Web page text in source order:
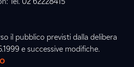
il pubblico previsti dalla delibera
e successive modifiche.